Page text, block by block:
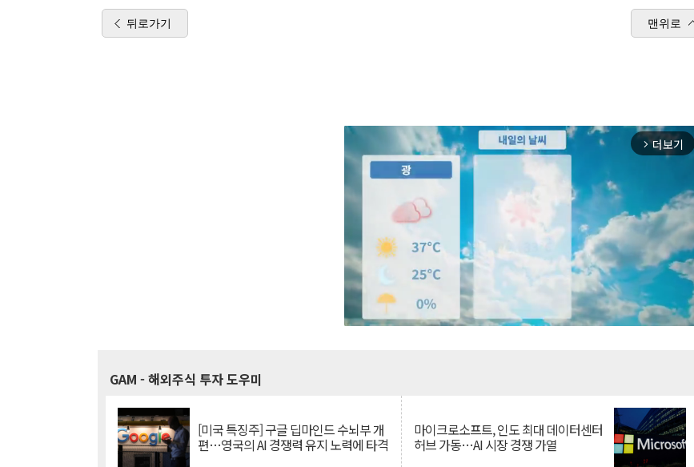
뒤로가기 맨위로
arrow_forward_ios 더보기
GAM - 해외주식 투자 도우미
[미국 특징주] 구글 딥마인드 수뇌부 개
편…영국의 AI 경쟁력 유지 노력에 타격
마이크로소프트, 인도 최대 데이터센터
허브 가동…AI 시장 경쟁 가열